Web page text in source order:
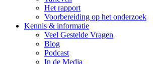
Het rapport
Voorbereiding op het onderzoek
Kennis & informatie
Veel Gestelde Vragen
Blog
Podcast
In de Media